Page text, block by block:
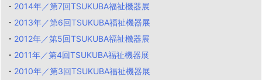
・ 2014年／第7回TSUKUBA福祉機器展
・ 2013年／第6回TSUKUBA福祉機器展
・ 2012年／第5回TSUKUBA福祉機器展
・ 2011年／第4回TSUKUBA福祉機器展
・ 2010年／第3回TSUKUBA福祉機器展